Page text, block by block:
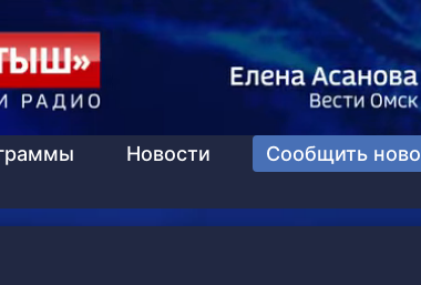
Новости Сообщить